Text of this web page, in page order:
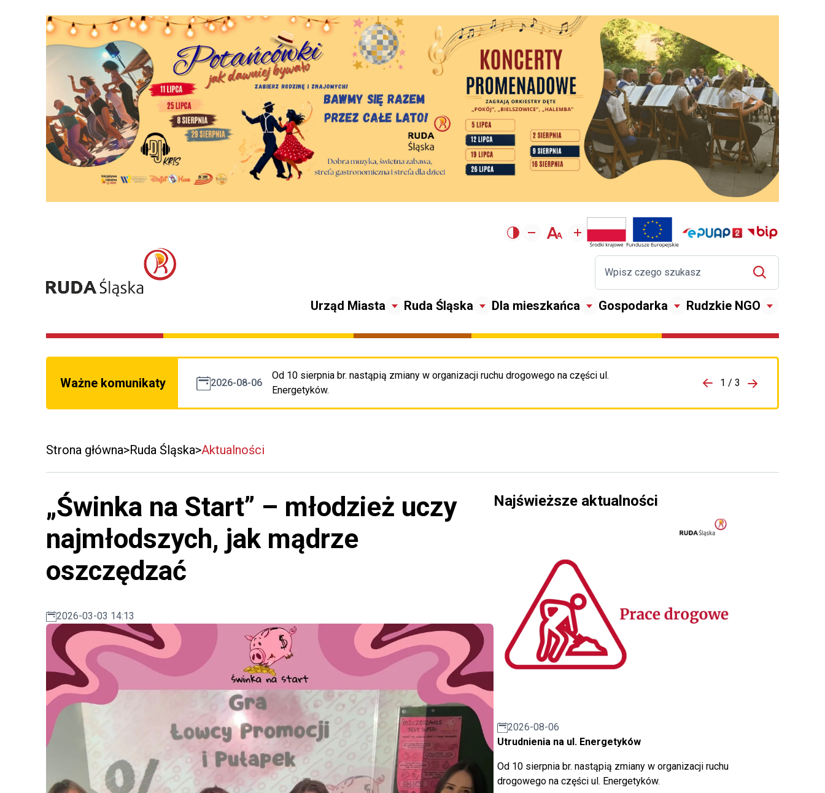
Urząd Miasta Ruda Śląska Dla mieszkańca Gospodarka Rudzkie NGO
Ważne komunikaty 2026-08-06
Od 10 sierpnia br. nastąpią zmiany w organizacji ruchu drogowego na części ul.
Energetyków.
Przejdź do porzpedniego komunikatu 1 / 3
Przejdź do
Strona główna Ruda Śląska Aktualności
„Świnka na Start” – młodzież uczy
najmłodszych, jak mądrze
oszczędzać
2026-03-03 14:13
Najświeższe aktualności
2026-08-06
Utrudnienia na ul. Energetyków
Od 10 sierpnia br. nastąpią zmiany w organizacji ruchu
drogowego na części ul. Energetyków.